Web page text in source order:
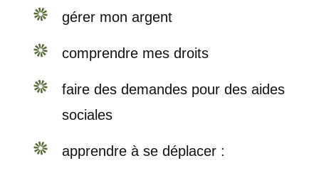
gérer mon argent
comprendre mes droits
faire des demandes pour des aides
sociales
apprendre à se déplacer :